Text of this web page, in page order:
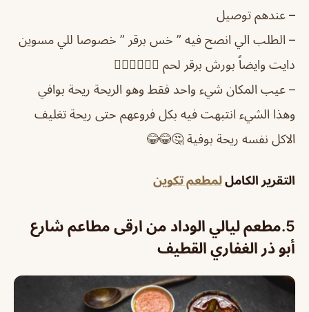
– عندهم توصيل
– الطلب الي انصح فيه ” خس برقر ” خصوصا للي مسوين
دايت وايضاً بورش برقر لحم 👍🏼👍🏼👍🏼
– عيب المكان شيء واحد فقط وهو الريحة ريحة بوافي
وهذا الشيء انتبهت فيه بكل فروعهم حتى ريحة تغليف
الاكل نفسه ريحة بوفية 🤔😂😂
التقرير الكامللمطعم تكوين
5. مطعم ليالي الوداد من ارقى مطاعم شارع
أبو ذر الغفاري القطيف